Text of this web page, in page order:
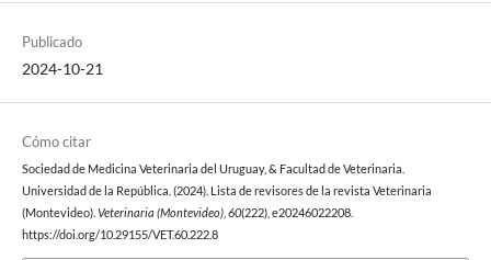
Publicado
2024-10-21
Cómo citar
Sociedad de Medicina Veterinaria del Uruguay, & Facultad de Veterinaria.
Universidad de la República. (2024). Lista de revisores de la revista Veterinaria
(Montevideo). Veterinaria (Montevideo), 60(222), e20246022208.
https://doi.org/10.29155/VET.60.222.8